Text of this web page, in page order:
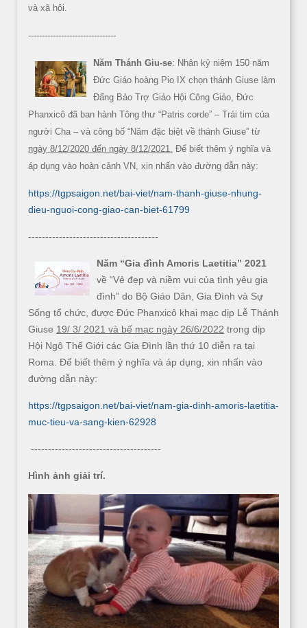
và xã hội.
--------------------------------
Năm Thánh Giu-se: Nhân kỷ niệm 150 năm
Đức Giáo hoàng Pio IX chọn thánh Giuse làm
Đấng Bảo Trợ Giáo Hội Công Giáo, Đức
Phanxicô đã ban hành Tông thư “Patris corde” – Trái tim của
người Cha – và công bố “Năm đặc biệt về thánh Giuse” từ
ngày 8/12/2020 đến ngày 8/12/2021.
Để biết thêm ý nghĩa và
áp dụng vào hoàn cảnh VN, xin nhấn vào đường dẫn này:
https://tgpsaigon.net/bai-viet/nam-thanh-giuse-nhung-
dieu-nguoi-cong-giao-can-biet-61799
--------------------------------------
Năm “Gia đình Amoris Laetitia” 2021
về “Vẻ đẹp và niềm vui của tình yêu gia
đình” do Bộ Giáo Dân, Gia Đình và Sự
Sống tổ chức, được Đức Phanxicô khai mạc dịp Lễ Thánh
Giuse 19/ 3/ 2021 và bế mạc ngày 26/6/2022 trong dịp
Hội Ngộ Thế Giới các Gia Đình lần thứ 10 diễn ra tại
Roma. Để biết thêm ý nghĩa và áp dụng, xin nhấn vào
đường dẫn này:
https://tgpsaigon.net/bai-viet/nam-gia-dinh-amoris-laetitia-
muc-tieu-va-sang-kien-62928
--------------------------------------
Hình ảnh giải trí.